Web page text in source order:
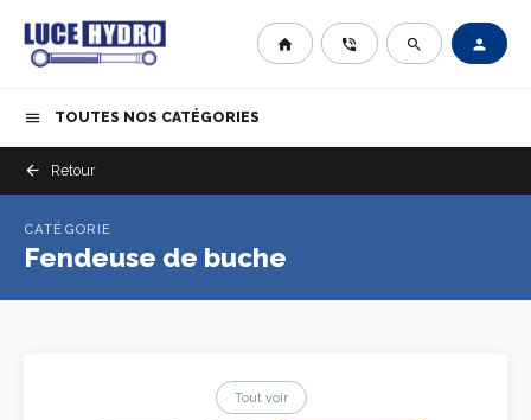
home phone_in_talk search person
menu TOUTES NOS CATÉGORIES
arrow_back Retour
CATÉGORIE
Fendeuse de buche
Tout voir